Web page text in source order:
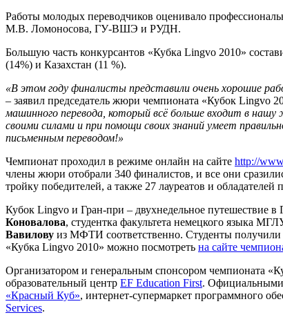
Работы молодых переводчиков оценивало
М.В. Ломоносова, ГУ-ВШЭ и РУДН.
Большую часть конкурсантов «Кубка Lingvo 2010»
(14%) и Казахстан (11 %).
«В этом году финалисты представили очень хорошие
– заявил председатель жюри чемпионата «Кубок Lingvo
машинного перевода, который всё больше входит в
своими силами и при помощи своих знаний умеет
письменным переводом!»
Чемпионат проходил в режиме онлайн на сайте http://
члены жюри отобрали 340 финалистов, и все они
тройку победителей, а также 27 лауреатов и
Кубок Lingvo и Гран-при – двухнедельное путешествие
Коновалова, студентка факультета немецкого языка
Вавилову из МФТИ соответственно. Студенты
«Кубка Lingvo 2010» можно посмотреть на сайте
Организатором и генеральным спонсором чемпионата
образовательный центр EF Education First. Официальными
«Красный Куб», интернет-супермаркет программного
Services.